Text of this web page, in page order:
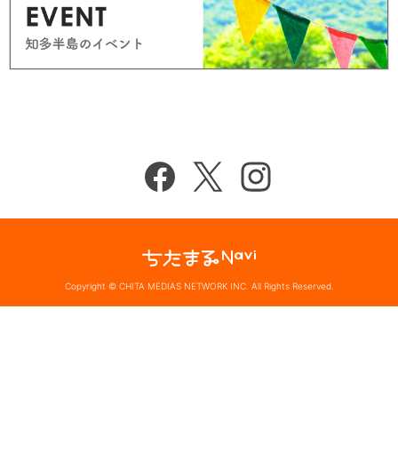
Copyright © CHITA MEDIAS NETWORK INC. All Rights Reserved.